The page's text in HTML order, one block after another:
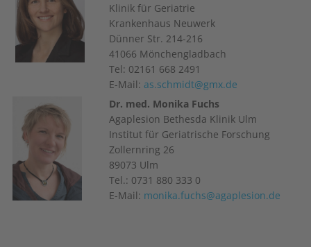
Klinik für Geriatrie
Krankenhaus Neuwerk
Dünner Str. 214-216
41066 Mönchengladbach
Tel: 02161 668 2491
E-Mail: as.schmidt@gmx.de
Dr. med. Monika Fuchs
Agaplesion Bethesda Klinik Ulm
Institut für Geriatrische Forschung
Zollernring 26
89073 Ulm
Tel.: 0731 880 333 0
E-Mail: monika.fuchs@agaplesion.de